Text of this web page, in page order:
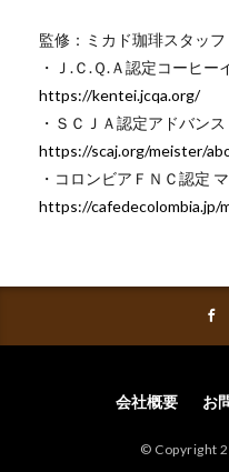
監修：ミカド珈琲スタッ
・Ｊ.Ｃ.Ｑ.Ａ認定コーヒ
https://kentei.jcqa.org/
・ＳＣＪＡ認定アドバン
https://scaj.org/meister/
・コロンビアＦＮＣ認定
https://cafedecolombia.jp/
会社概要 お
© Copyright